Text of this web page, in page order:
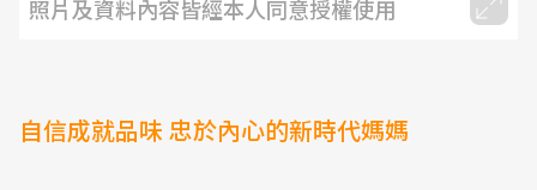
照片及資料內容皆經本人同意授權使用
自信成就品味 忠於內心的新時代媽媽